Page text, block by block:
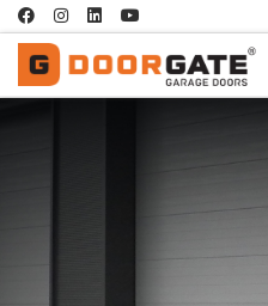
Passer au contenu